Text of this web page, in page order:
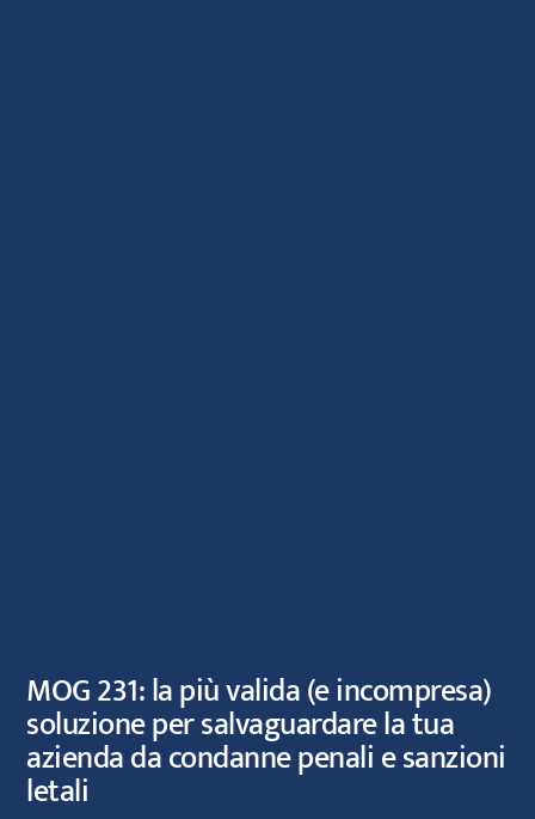
MOG 231: la più valida (e incompresa)
soluzione per salvaguardare la tua
azienda da condanne penali e sanzioni
letali